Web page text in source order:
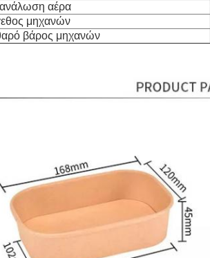
αέρα
μηχανών
βάρος μηχανών